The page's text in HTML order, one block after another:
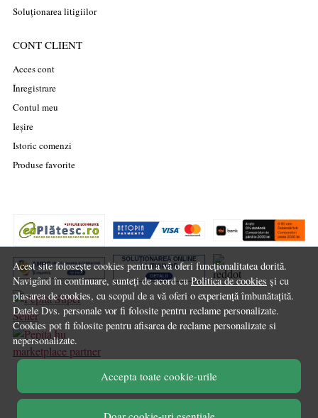
Acest site folosește cookies pentru a vă oferi funcționalitatea dorită.
Navigând în continuare, sunteți de acord cuPolitica de cookies și cu
plasarea de cookies, cu scopul de a vă oferi o experiență îmbunătațită.
Datele Dvs. personale vor fi folosite pentru reclame personalizate.
Cookies pot fi folosite pentru afisarea de reclame personalizate si
nepersonalizate.
Accepta toate cookie-urile
Soluționarea litigiilor
CONT CLIENT
Acces cont
Înregistrare
Contul meu
Ieșire
Istoric comenzi
Produse favorite
marketplace partner